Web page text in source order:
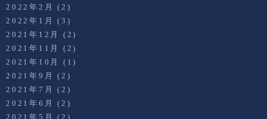
2022年2月
(2)
2022年1月
(3)
2021年12月
(2)
2021年11月
(2)
2021年10月
(1)
2021年9月
(2)
2021年7月
(2)
2021年6月
(2)
2021年5月
(2)